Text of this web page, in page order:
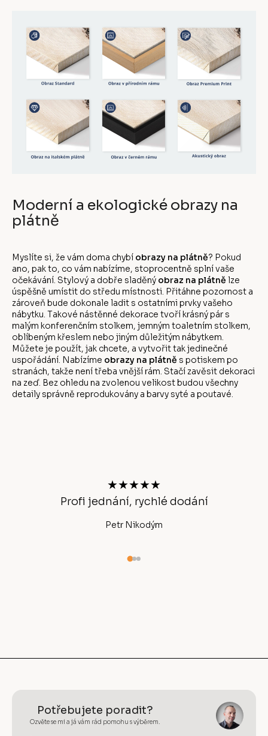
Moderní a ekologické obrazy na
plátně
Myslíte si, že vám doma chybí obrazy na plátně? Pokud
ano, pak to, co vám nabízíme, stoprocentně splní vaše
očekávání. Stylový a dobře sladěný obraz na plátně lze
úspěšně umístit do středu místnosti. Přitáhne pozornost a
zároveň bude dokonale ladit s ostatními prvky vašeho
nábytku. Takové nástěnné dekorace tvoří krásný pár s
malým konferenčním stolkem, jemným toaletním stolkem,
oblíbeným křeslem nebo jiným důležitým nábytkem.
Můžete je použít, jak chcete, a vytvořit tak jedinečné
uspořádání. Nabízíme obrazy na plátně s potiskem po
stranách, takže není třeba vnější rám. Stačí zavěsit dekoraci
na zeď. Bez ohledu na zvolenou velikost budou všechny
detaily správně reprodukovány a barvy syté a poutavé.
★★★★★
Profi jednání, rychlé dodání
Petr Nikodým
Potřebujete poradit?
Ozvěte se mi a já vám rád pomohu s výběrem.